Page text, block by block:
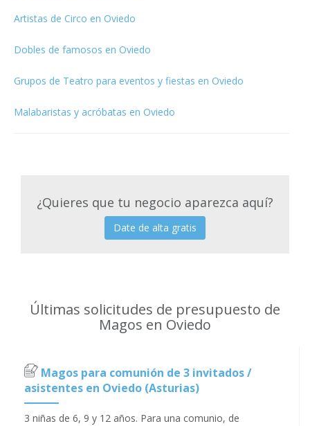
Artistas de Circo en Oviedo
Dobles de famosos en Oviedo
Grupos de Teatro para eventos y fiestas en Oviedo
Malabaristas y acróbatas en Oviedo
¿Quieres que tu negocio aparezca aquí?
Date de alta gratis
Últimas solicitudes de presupuesto de
Magos en Oviedo
Magos para comunión de 3 invitados /
asistentes en Oviedo (Asturias)
3 niñas de 6, 9 y 12 años. Para una comunio, de